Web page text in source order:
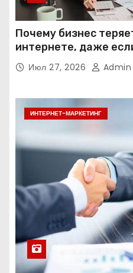
Почему бизнес
интернете, даже
Июл 27, 2026 Admin
ИНТЕРНЕТ-МАРКЕТИНГ